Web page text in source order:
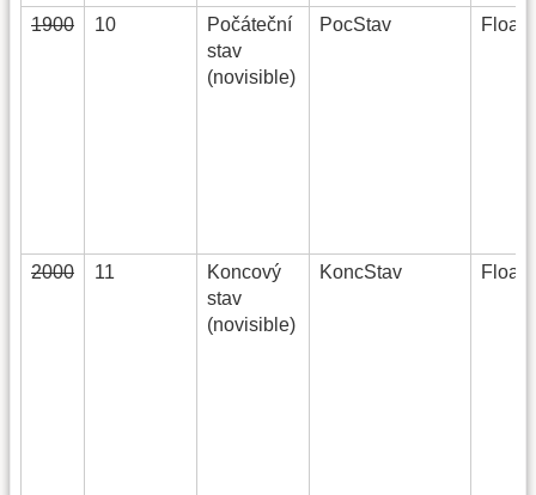
1900 10
Počáteční
stav
(novisible)
PocStav
2000 11
Koncový
stav
(novisible)
KoncStav